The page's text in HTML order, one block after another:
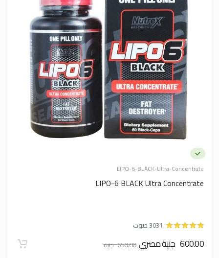
LIPO-6-BLACK-Ultra-Concentrate
LIPO-6 BLACK Ultra Concentrate
3031 صوت
600.00 جنية مصري 650.00 جنية